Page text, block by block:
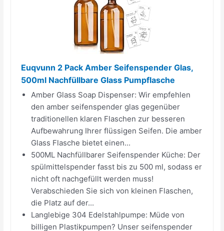
Euqvunn 2 Pack Amber Seifenspender Glas,
500ml Nachfüllbare Glass Pumpflasche
Amber Glass Soap Dispenser: Wir empfehlen
den amber seifenspender glas gegenüber
traditionellen klaren Flaschen zur besseren
Aufbewahrung Ihrer flüssigen Seifen. Die amber
Glass Flasche bietet einen...
500ML Nachfüllbarer Seifenspender Küche: Der
spülmittelspender fasst bis zu 500 ml, sodass er
nicht oft nachgefüllt werden muss!
Verabschieden Sie sich von kleinen Flaschen,
die Platz auf der...
Langlebige 304 Edelstahlpumpe: Müde von
billigen Plastikpumpen? Unser seifenspender